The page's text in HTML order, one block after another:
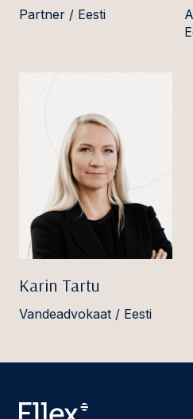
Partner / Eesti
Karin Tartu
Vandeadvokaat / Eesti